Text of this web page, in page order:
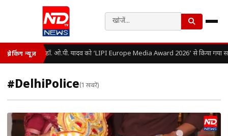
ब्रेकिंग न्यूज़ डॉ. ओ.पी. यादव को ‘LIPI Europe Media Award 2026’ से किया गया
#DelhiPolice(1 खबरें)